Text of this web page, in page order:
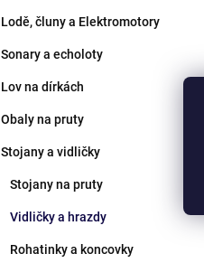
Lodě, čluny a Elektromotory
Sonary a echoloty
Lov na dírkách
Obaly na pruty
Stojany a vidličky
Stojany na pruty
Vidličky a hrazdy
Rohatinky a koncovky